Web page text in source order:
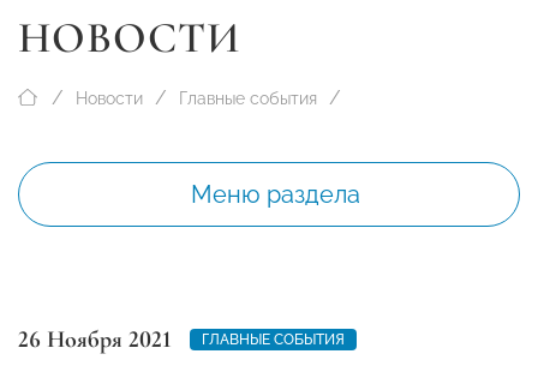
НОВОСТИ
Новости Главные события
Меню раздела
26 Ноября 2021 ГЛАВНЫЕ СОБЫТИЯ